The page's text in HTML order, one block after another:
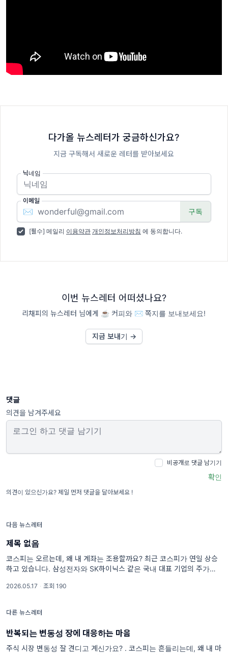
다가올 뉴스레터가 궁금하신가요?
지금 구독해서 새로운 레터를 받아보세요
닉네임
이메일
✉️
[필수] 메일리 이용약관 개인정보처리방침 에 동의합니다.
이번 뉴스레터 어떠셨나요?
리채피의 뉴스레터 님에게 ☕️ 커피와 ✉️ 쪽지를 보내보세요!
지금 보내기 →
댓글
의견을 남겨주세요
비공개로 댓글 남기기
확인
의견이 있으신가요? 제일 먼저 댓글을 달아보세요 !
다음 뉴스레터
제목 없음
코스피는 오르는데, 왜 내 계좌는 조용할까요? 최근 코스피가 연일 상승
하고 있습니다. 삼성전자와 SK하이닉스 같은 국내 대표 기업의 주가도 강
2026.05.17 · 조회 190
다른 뉴스레터
반복되는 변동성 장에 대응하는 마음
주식 시장 변동성 잘 견디고 계신가요? . 코스피는 흔들리는데, 왜 내 마음